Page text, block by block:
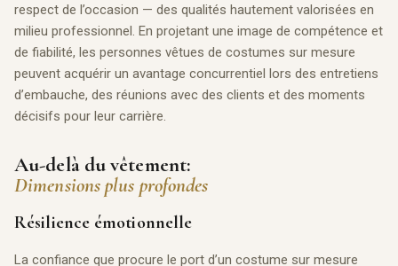
respect de l’occasion — des qualités hautement valorisées en
milieu professionnel. En projetant une image de compétence et
de fiabilité, les personnes vêtues de costumes sur mesure
peuvent acquérir un avantage concurrentiel lors des entretiens
d’embauche, des réunions avec des clients et des moments
décisifs pour leur carrière.
Au-delà du vêtement:
Dimensions plus profondes
Résilience émotionnelle
La confiance que procure le port d’un costume sur mesure